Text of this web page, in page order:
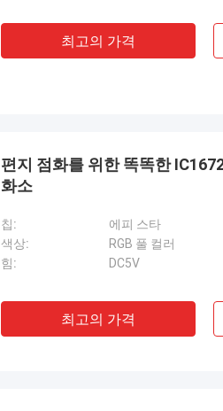
최고의 가격
편지 점화를 위한 똑똑한
화소
칩:
에피 스타
색상:
RGB 풀 컬러
힘:
DC5V
최고의 가격